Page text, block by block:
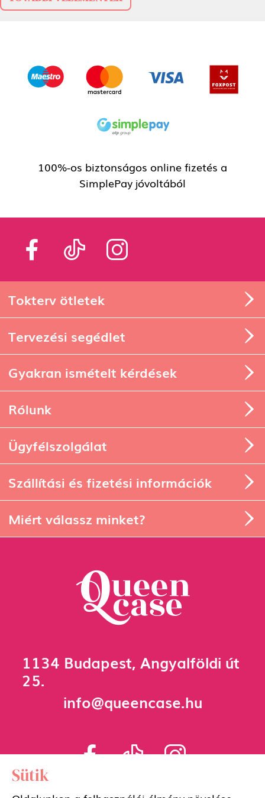
TOVÁBBI VÉLEMÉNYEK
100%-os biztonságos online fizetés a
Tervezési segédlet
Gyakran ismételt kérdések
Ügyfélszolgálat
1134 Budapest, Angyalföldi út
25.
info@queencase.hu
Sütik